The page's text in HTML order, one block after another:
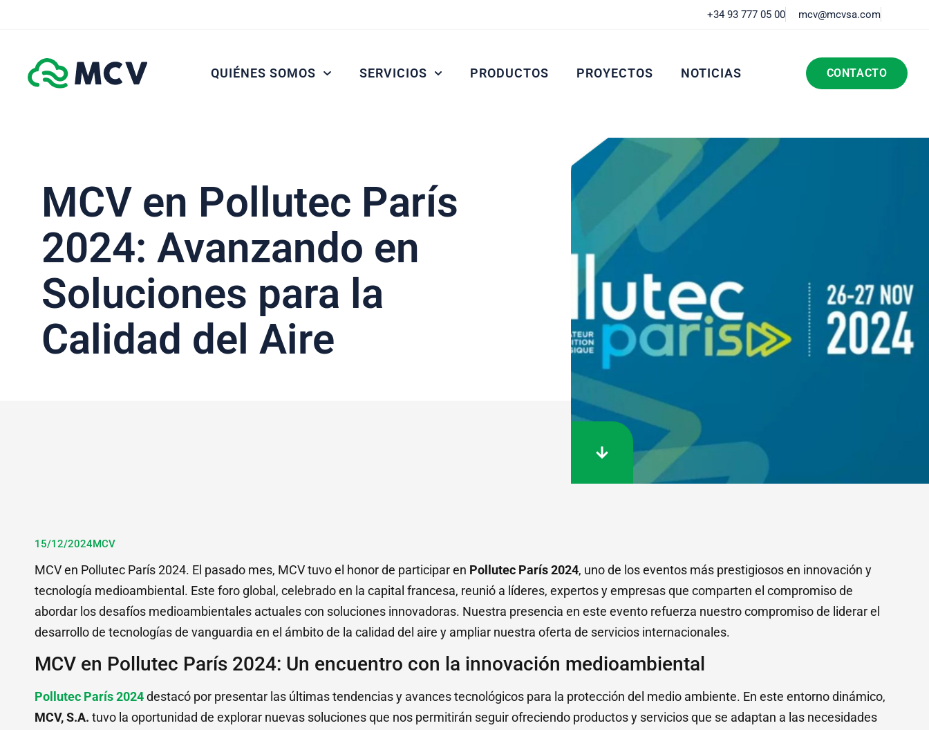
+34 93 777 05 00 mcv@mcvsa.com
QUIÉNES SOMOS SERVICIOS PRODUCTOS PROYECTOS NOTICIAS CONTACTO
MCV en Pollutec París
2024: Avanzando en
Soluciones para la
Calidad del Aire
15/12/2024MCV
MCV en Pollutec París 2024. El pasado mes, MCV tuvo el honor de participar en Pollutec París 2024, uno de los eventos más prestigiosos en innovación y
tecnología medioambiental. Este foro global, celebrado en la capital francesa, reunió a líderes, expertos y empresas que comparten el compromiso de
abordar los desafíos medioambientales actuales con soluciones innovadoras. Nuestra presencia en este evento refuerza nuestro compromiso de liderar el
desarrollo de tecnologías de vanguardia en el ámbito de la calidad del aire y ampliar nuestra oferta de servicios internacionales.
MCV en Pollutec París 2024: Un encuentro con la innovación medioambiental
Pollutec París 2024destacó por presentar las últimas tendencias y avances tecnológicos para la protección del medio ambiente. En este entorno dinámico,
MCV, S.A. tuvo la oportunidad de explorar nuevas soluciones que nos permitirán seguir ofreciendo productos y servicios que se adaptan a las necesidades